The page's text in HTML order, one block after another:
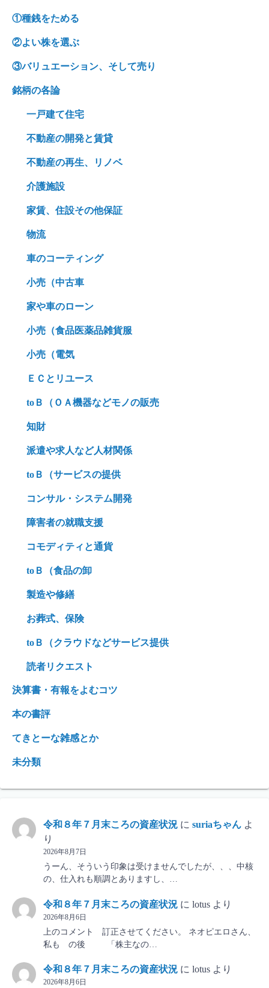
①種銭をためる
②よい株を選ぶ
③バリュエーション、そして売り
銘柄の各論
一戸建て住宅
不動産の開発と賃貸
不動産の再生、リノベ
介護施設
家賃、住設その他保証
物流
車のコーティング
小売（中古車
家や車のローン
小売（食品医薬品雑貨服
小売（電気
ＥＣとリユース
toＢ（ＯＡ機器などモノの販売
知財
派遣や求人など人材関係
toＢ（サービスの提供
コンサル・システム開発
障害者の就職支援
コモディティと通貨
toＢ（食品の卸
製造や修繕
お葬式、保険
toＢ（クラウドなどサービス提供
読者リクエスト
決算書・有報をよむコツ
本の書評
てきとーな雑感とか
未分類
令和８年７月末ころの資産状況 に suriaちゃん よ
り
2026年8月7日
うーん、そういう印象は受けませんでしたが、、、中核
の、仕入れも順調とありますし、…
令和８年７月末ころの資産状況 に lotus より
2026年8月6日
上のコメント 訂正させてください。 ネオピエロさん、
私も の後 「株主なの…
令和８年７月末ころの資産状況 に lotus より
2026年8月6日